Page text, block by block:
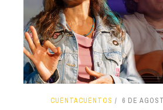
CUENTACUENTOS 6 DE